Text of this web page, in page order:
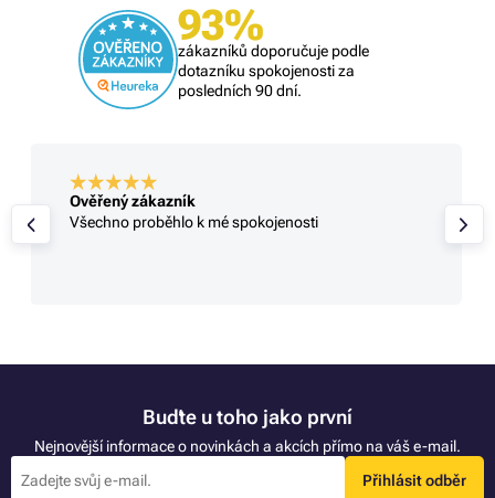
93%
zákazníků doporučuje podle
dotazníku spokojenosti za
posledních 90 dní.
Ověřený zákazník
Všechno proběhlo k mé spokojenosti
Buďte u toho jako první
Nejnovější informace o novinkách a akcích přímo na váš e-mail.
Přihlásit odběr